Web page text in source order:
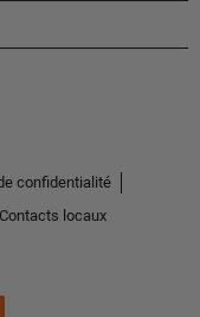
confidentialité
Contacts locaux